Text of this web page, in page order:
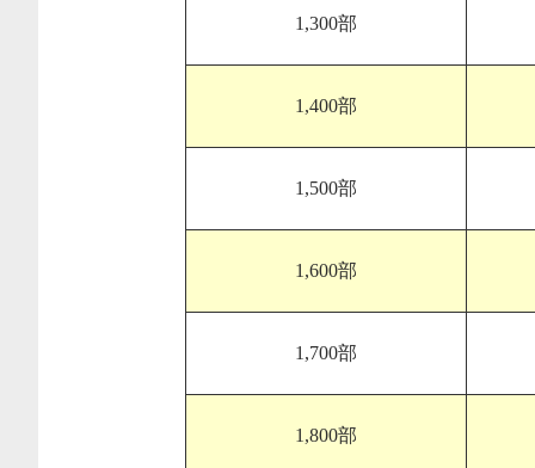
1,300部
1,400部
1,500部
1,600部
1,700部
1,800部